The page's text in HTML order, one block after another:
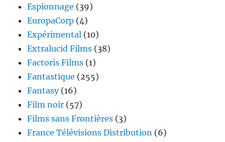
Espionnage (39)
EuropaCorp (4)
Expérimental (10)
Extralucid Films (38)
Factoris Films (1)
Fantastique (255)
Fantasy(16)
Film noir (57)
Films sans Frontières (3)
France Télévisions Distribution (6)